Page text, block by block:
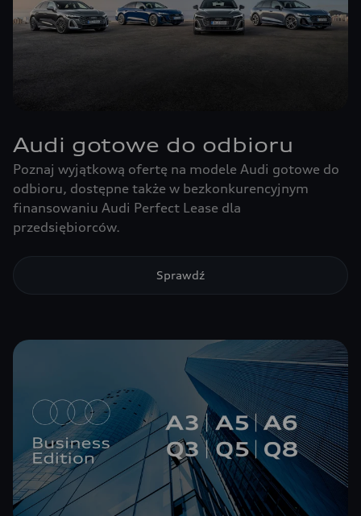
Audi gotowe do odbioru
Poznaj wyjątkową ofertę na modele Audi gotowe do
odbioru, dostępne także w bezkonkurencyjnym
finansowaniu Audi Perfect Lease dla
przedsiębiorców.
Sprawdź